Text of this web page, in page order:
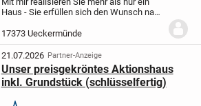
Haus - Sie erfüllen sich den Wunsch nach
Wünsche und Anforderungen stehen bei
mir an oberster Stelle. Gemeinsam
gestalten...
17373 Ueckermünde
21.07.2026 Partner-Anzeige
Unser preisgekröntes Aktionshaus
inkl. Grundstück (schlüsselfertig)